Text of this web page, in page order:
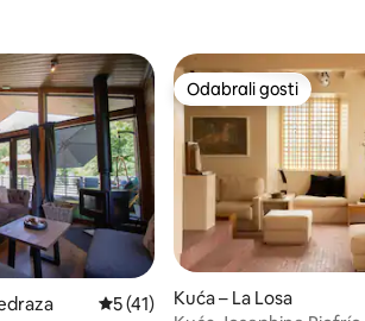
s oznakom „Odabrali gosti”
Prosječna ocjena: 5/5, recenzija:
5 (41)
Odabrali gosti
Odabrali gosti
Kuća – La Losa